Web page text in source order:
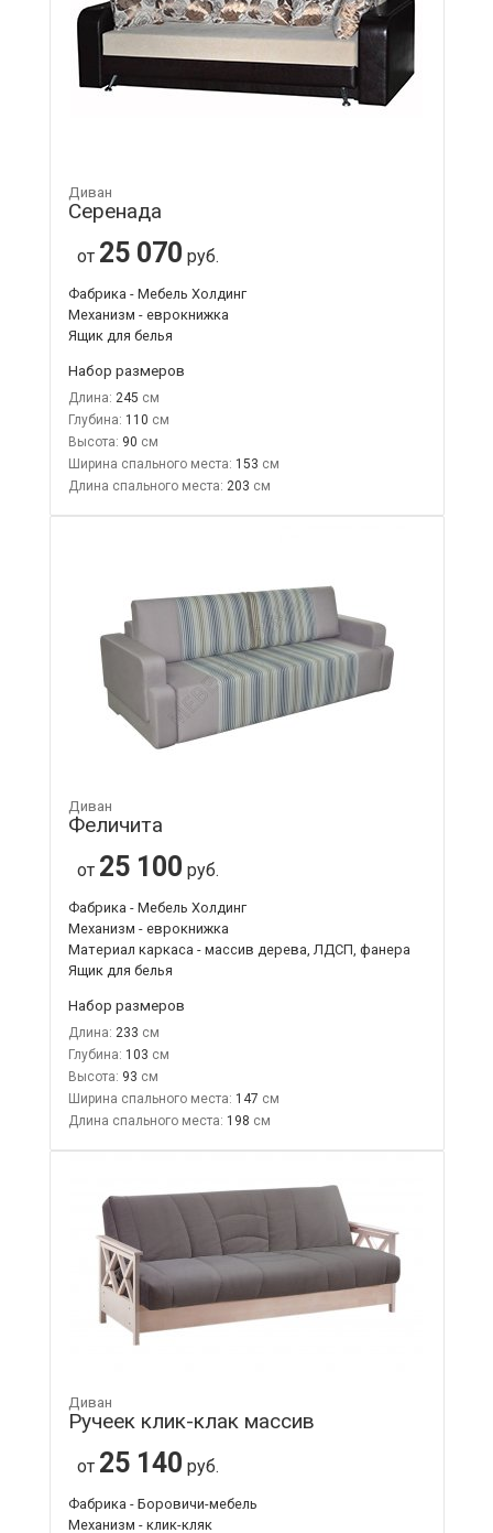
Диван
Серенада
от 25 070 руб.
Фабрика - Мебель Холдинг
Механизм - еврокнижка
Ящик для белья
Набор размеров
Длина: 245
Глубина: 110
Высота: 90
Ширина спального места: 153
Длина спального места: 203
Диван
Феличита
от 25 100 руб.
Фабрика - Мебель Холдинг
Механизм - еврокнижка
Материал каркаса - массив дерева, ЛДСП, фанера
Ящик для белья
Набор размеров
Длина: 233
Глубина: 103
Высота: 93
Ширина спального места: 147
Длина спального места: 198
Диван
Ручеек клик-клак массив
от 25 140 руб.
Фабрика - Боровичи-мебель
Механизм - клик-кляк